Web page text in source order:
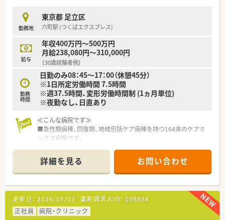
勤務地
東京都 足立区
六町駅 (つくばエクスプレス)
給与
年収400万円～500万円
月給238,080円～310,000円
（30歳経験者例）
勤務
時間
日勤のみ08：45～17：00（休憩45分）
※1日所定労働時間 7.5時間
※週37.5時間、変形労働時間制 (1ヵ月単位)
※夜勤なし、日直あり
≪こんな病院です≫
■急性期病棟、回復期、地域包括ケア病棟を持つ164床のケアミ
ックス病院です。
す。
■法人内外の在宅医療、訪問看護や介護部門と強い連携を保っ
て、医療介護の一貫したサービス提供にも力を入れています。
■外来化学療法室３室を整備し、医師・看護師と協力しながら薬
剤師が中心となり運営しています。
■病棟配置薬剤師は、薬剤選択や投与量の調整等について医師か
らも厚い信頼を得ています。
詳細を見る お問い合わせ
更新日： 2026/08/07 薬剤師求人ID： 199884
正社員
病院・クリニック